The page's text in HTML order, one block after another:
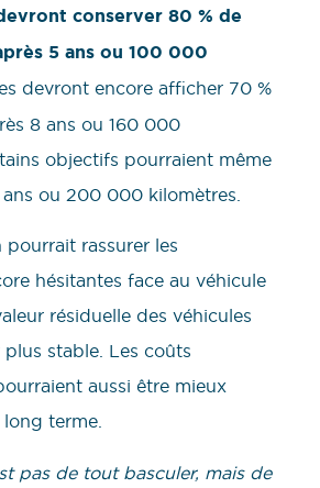
conserver 80 % de
5 ans ou 100 000
devront encore afficher 70 %
8 ans ou 160 000
objectifs pourraient même
ans ou 200 000 kilomètres.
rassurer les
hésitantes face au véhicule
résiduelle des véhicules
stable. Les coûts
aussi être mieux
long terme.
pas de tout basculer, mais de